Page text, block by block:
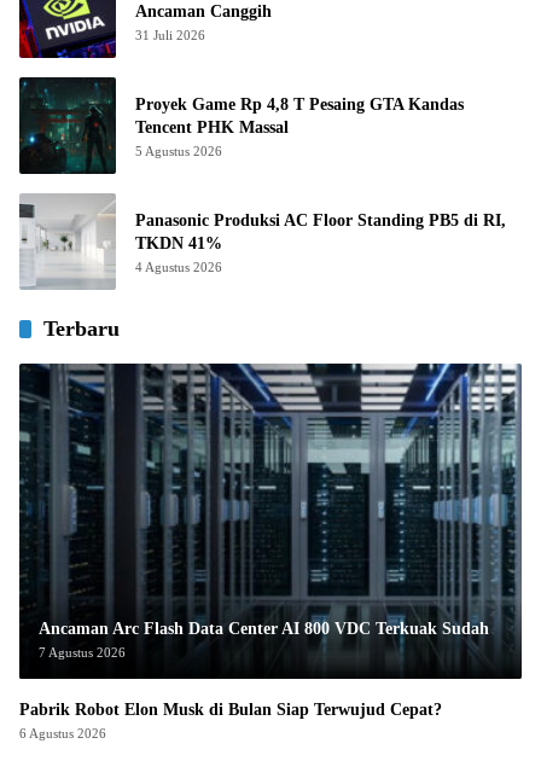
Ancaman Canggih
31 Juli 2026
Proyek Game Rp 4,8 T Pesaing GTA Kandas
Tencent PHK Massal
5 Agustus 2026
Panasonic Produksi AC Floor Standing PB5 di RI,
TKDN 41%
4 Agustus 2026
Terbaru
Ancaman Arc Flash Data Center AI 800 VDC Terkuak Sudah
7 Agustus 2026
Pabrik Robot Elon Musk di Bulan Siap Terwujud Cepat?
6 Agustus 2026